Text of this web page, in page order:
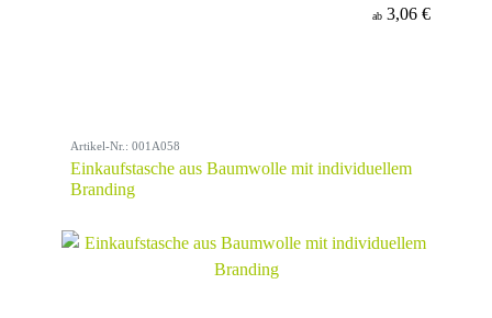
ab 3,06 €
Artikel-Nr.: 001A058
Einkaufstasche aus Baumwolle mit individuellem
Branding